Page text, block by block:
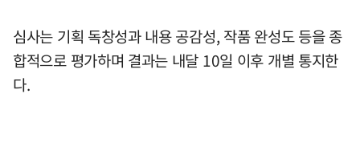
심사는 기획 독창성과 내용 공감성, 작품 완성도 등을 종
합적으로 평가하며 결과는 내달 10일 이후 개별 통지한
다.